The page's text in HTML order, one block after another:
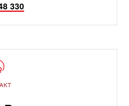
330